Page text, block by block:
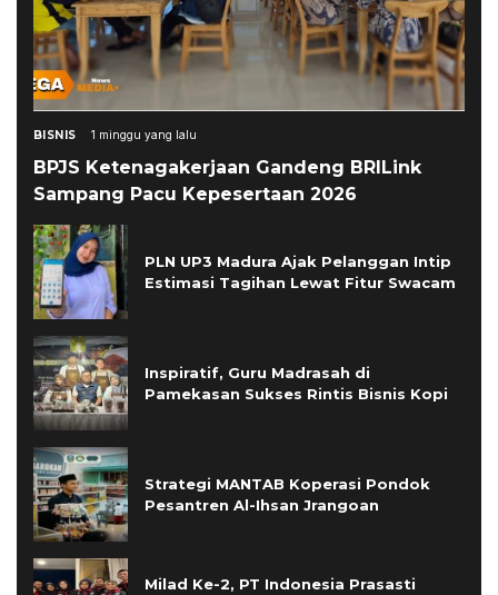
BISNIS 1 minggu yang lalu
BPJS Ketenagakerjaan Gandeng BRILink
Sampang Pacu Kepesertaan 2026
PLN UP3 Madura Ajak Pelanggan Intip
Estimasi Tagihan Lewat Fitur Swacam
Inspiratif, Guru Madrasah di
Pamekasan Sukses Rintis Bisnis Kopi
Strategi MANTAB Koperasi Pondok
Pesantren Al-Ihsan Jrangoan
Milad Ke-2, PT Indonesia Prasasti